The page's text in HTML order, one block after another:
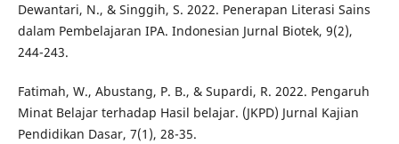
Dewantari, N., & Singgih, S. 2022. Penerapan Literasi Sains
dalam Pembelajaran IPA. Indonesian Jurnal Biotek, 9(2),
244-243.
Fatimah, W., Abustang, P. B., & Supardi, R. 2022. Pengaruh
Minat Belajar terhadap Hasil belajar. (JKPD) Jurnal Kajian
Pendidikan Dasar, 7(1), 28-35.